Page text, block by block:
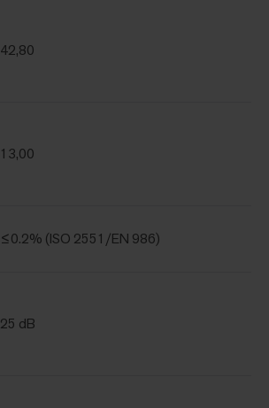
42,80
13,00
≤0.2% (ISO 2551/EN 986)
25 dB